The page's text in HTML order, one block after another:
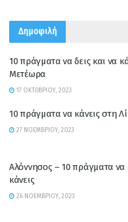
Δημοφιλή
10 πράγματα να δεις και να
Μετέωρα
17 ΟΚΤΩΒΡΊΟΥ, 2023
10 πράγματα να κάνεις στη
27 ΝΟΕΜΒΡΊΟΥ, 2023
Αλόννησος – 10 πράγματα να
κάνεις
26 ΝΟΕΜΒΡΊΟΥ, 2023